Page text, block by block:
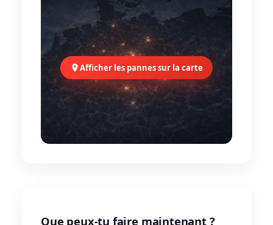
Afficher les pannes sur la carte
Que peux-tu faire maintenant ?